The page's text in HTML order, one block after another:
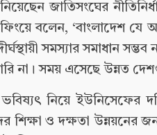
জাতিসংঘের
বলেন, ‘বাংলাদেশ যে
সমস্যার সমাধান
না। সময় এসেছে উন্নত
ভবিষ্যৎ নিয়ে
ও দক্ষতা উন্নয়নের